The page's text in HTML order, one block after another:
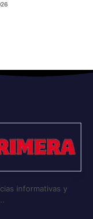
informativas y